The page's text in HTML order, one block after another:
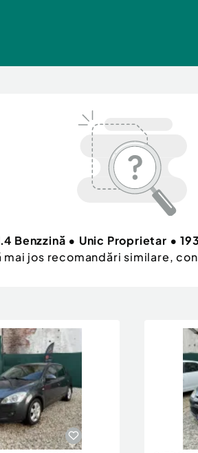
Benzzină • Unic Proprietar •
mai jos recomandări similare,